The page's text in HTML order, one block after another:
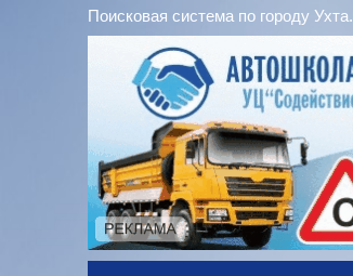
Поисковая система по городу Ухта.